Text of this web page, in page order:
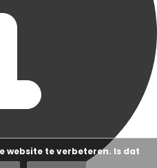
website te verbeteren. Is dat